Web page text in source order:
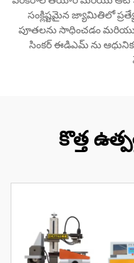
సంక్లిష్టమైన జ్యామితిలో
పూతలను సాధించడం
సింకర్ ఈడిఎమ్ ను
కొత్త